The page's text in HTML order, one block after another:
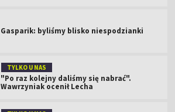
Gasparik: byliśmy blisko niespodzianki
TYLKO U NAS
"Po raz kolejny daliśmy się nabrać".
Wawrzyniak ocenił Lecha